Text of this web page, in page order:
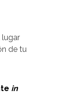
lugar
de tu
in